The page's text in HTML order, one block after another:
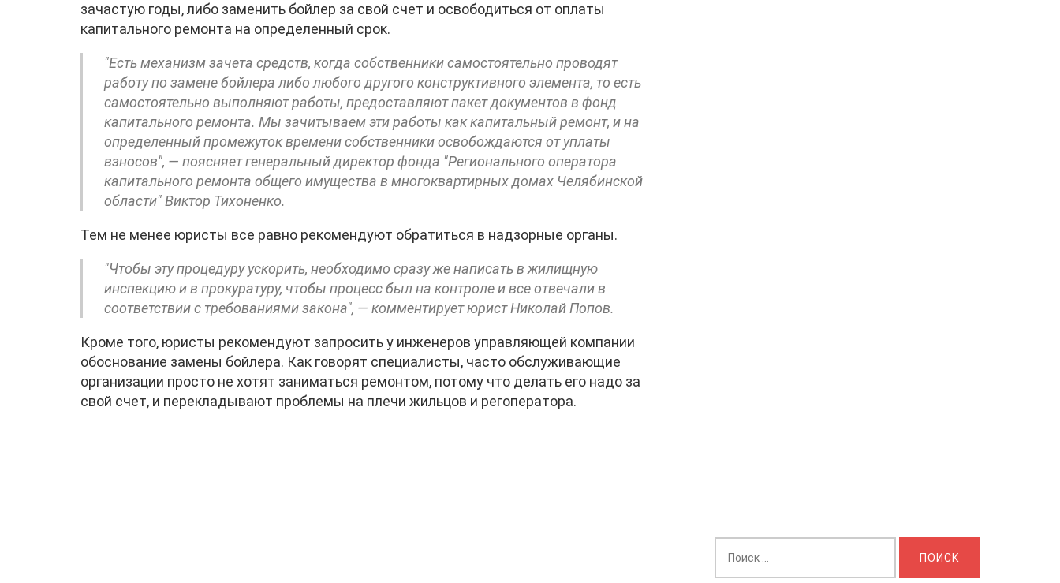
зачастую годы, либо заменить бойлер за свой счет и освободиться от оплаты
капитального ремонта на определенный срок.
"Есть механизм зачета средств, когда собственники самостоятельно проводят
работу по замене бойлера либо любого другого конструктивного элемента, то есть
самостоятельно выполняют работы, предоставляют пакет документов в фонд
капитального ремонта. Мы зачитываем эти работы как капитальный ремонт, и на
определенный промежуток времени собственники освобождаются от уплаты
взносов", — поясняет генеральный директор фонда "Регионального оператора
капитального ремонта общего имущества в многоквартирных домах Челябинской
области" Виктор Тихоненко.
Тем не менее юристы все равно рекомендуют обратиться в надзорные органы.
"Чтобы эту процедуру ускорить, необходимо сразу же написать в жилищную
инспекцию и в прокуратуру, чтобы процесс был на контроле и все отвечали в
соответствии с требованиями закона", — комментирует юрист Николай Попов.
Кроме того, юристы рекомендуют запросить у инженеров управляющей компании
обоснование замены бойлера. Как говорят специалисты, часто обслуживающие
организации просто не хотят заниматься ремонтом, потому что делать его надо за
свой счет, и перекладывают проблемы на плечи жильцов и регоператора.